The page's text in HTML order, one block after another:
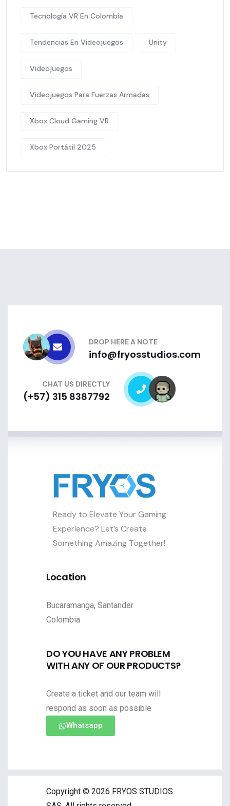
Tecnología VR En Colombia
Tendencias En Videojuegos Unity
Videojuegos
Videojuegos Para Fuerzas Armadas
Xbox Cloud Gaming VR
Xbox Portátil 2025
DROP HERE A NOTE
info@fryosstudios.com
CHAT US DIRECTLY
(+57) 315 8387792
Ready to Elevate Your Gaming
Experience? Let’s Create
Something Amazing Together!
Location
Bucaramanga, Santander
Colombia
DO YOU HAVE ANY PROBLEM
WITH ANY OF OUR PRODUCTS?
Create a ticket and our team will
respond as soon as possible
Whatsapp
Copyright © 2026 FRYOS STUDIOS